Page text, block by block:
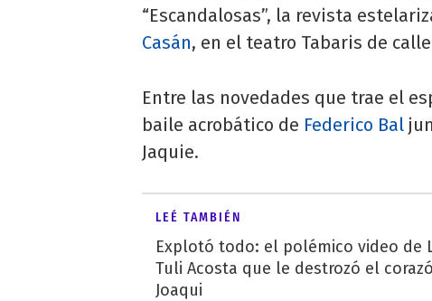
“Escandalosas”, la revista
Casán, en el teatro Tabaris de
Entre las novedades que trae el
baile acrobático de Federico Bal
Jaquie.
LEÉ TAMBIÉN
Explotó todo: el polémico video de
Tuli Acosta que le destrozó el
Joaqui